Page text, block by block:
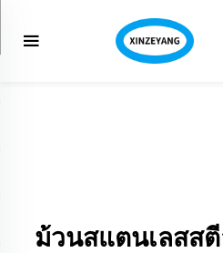
ม้วนสแตนเลสส